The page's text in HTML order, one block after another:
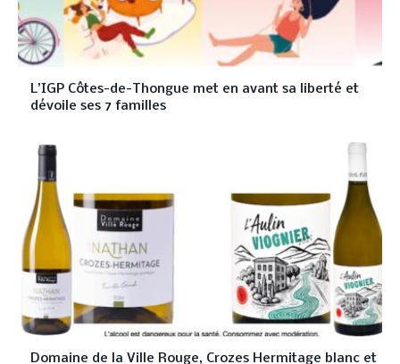
L’IGP Côtes-de-Thongue met en avant sa liberté et
dévoile ses 7 familles
Domaine de la Ville Rouge, Crozes Hermitage blanc et